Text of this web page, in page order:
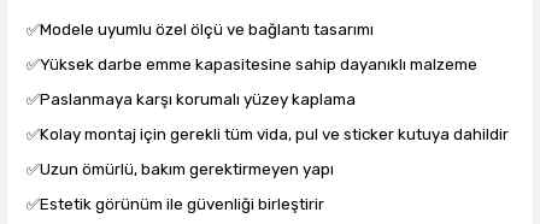
✅Modele uyumlu özel ölçü ve bağlantı tasarımı
✅Yüksek darbe emme kapasitesine sahip dayanıklı malzeme
✅Paslanmaya karşı korumalı yüzey kaplama
✅Kolay montaj için gerekli tüm vida, pul ve sticker kutuya dahildir
✅Uzun ömürlü, bakım gerektirmeyen yapı
✅Estetik görünüm ile güvenliği birleştirir